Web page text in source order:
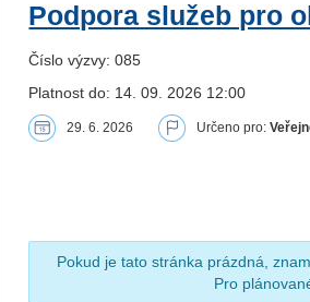
Podpora služeb pro
Číslo výzvy: 085
Platnost do: 14. 09. 2026 12:00
29. 6. 2026 Určeno pro:
Pokud je tato stránka prázdná,
Pro